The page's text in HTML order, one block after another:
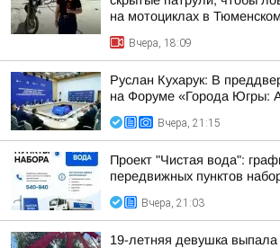
на мотоциклах в
Вчера, 18:09
Руслан Кухарук: В
на Форуме «Города Югры:
Вчера, 21:15
Проект "Чистая вода":
передвижных пунктов
Вчера, 21:03
19-летняя девушка выпала